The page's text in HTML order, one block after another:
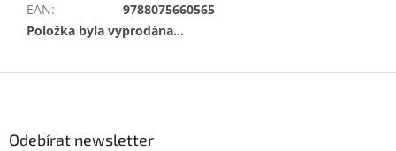
EAN:
9788075660565
Položka byla vyprodána…
Odebírat newsletter